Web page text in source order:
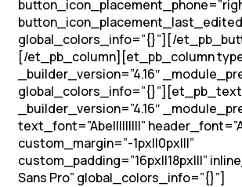
global_colors_info=”{}”][/
[/et_pb_column][et_pb_column
_builder_version=”4.16″
global_colors_info=”{}”][et_pb_text
_builder_version=”4.16″
text_font=”Abel||||||||”
custom_margin=”-1px||0px|||”
custom_padding=”16px||18px|||”
Sans Pro” global_colors_info=”{}”]